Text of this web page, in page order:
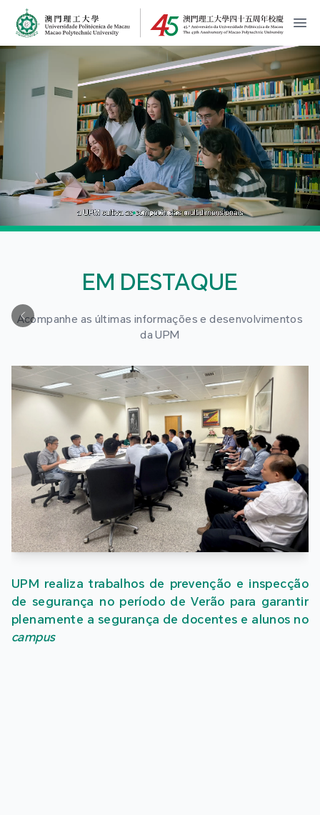
MPU Logo
開
EM DESTAQUE
Acompanhe as últimas informações e desenvolvimentos
da UPM
UPM realiza trabalhos de prevenção e inspecção
de segurança no período de Verão para garantir
plenamente a segurança de docentes e alunos no
campus